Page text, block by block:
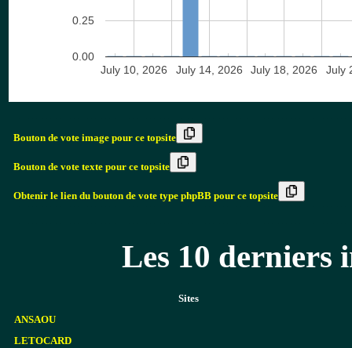
July 10, 2026 July 14, 2026 July 18, 2026 July
0.00
0.25
Bouton de vote image pour ce topsite
Bouton de vote texte pour ce topsite
Obtenir le lien du bouton de vote type phpBB pour ce topsite
Les 10 derniers
Sites
ANSAOU
LETOCARD